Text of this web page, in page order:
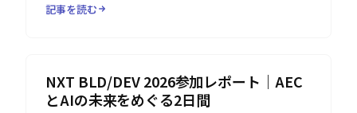
記事を読む
NXT BLD/DEV 2026参加レポート｜AEC
とAIの未来をめぐる2日間